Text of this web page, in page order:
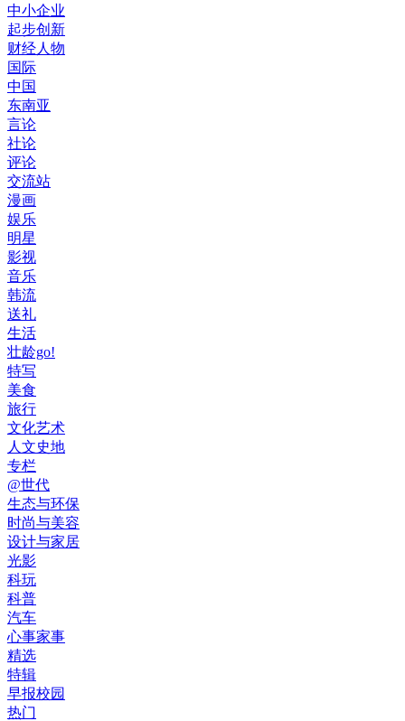
中小企业
起步创新
财经人物
国际
中国
东南亚
言论
社论
评论
交流站
漫画
娱乐
明星
影视
音乐
韩流
送礼
生活
壮龄go!
特写
美食
旅行
文化艺术
人文史地
专栏
@世代
生态与环保
时尚与美容
设计与家居
光影
科玩
科普
汽车
心事家事
精选
特辑
早报校园
热门